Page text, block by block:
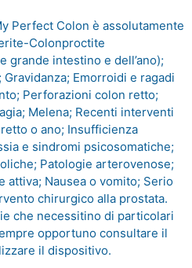
Perfect Colon è assolutamente
Colonproctite
grande intestino e dell’ano);
Emorroidi e ragadi
Perforazioni colon retto;
Melena; Recenti interventi
o ano; Insufficienza
e sindromi psicosomatiche;
Patologie arterovenose;
attiva; Nausea o vomito; Serio
chirurgico alla prostata.
che necessitino di particolari
opportuno consultare il
il dispositivo.